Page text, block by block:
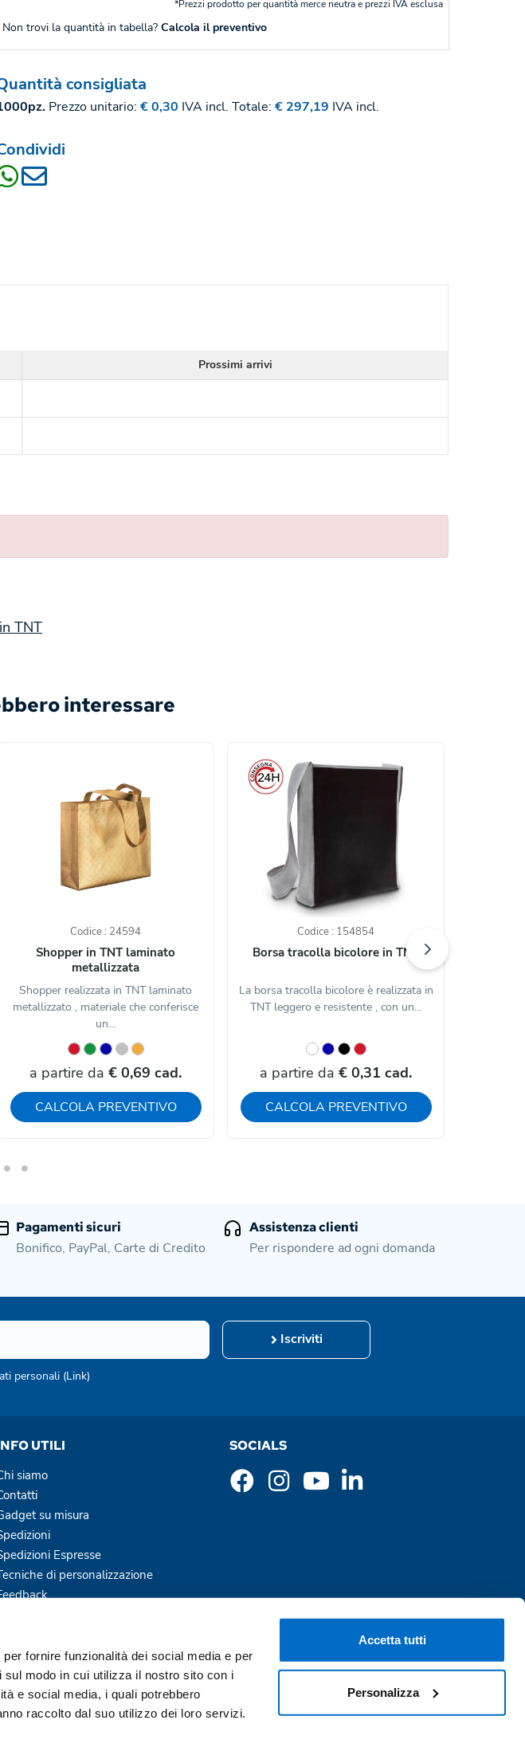
fornire funzionalità dei social media e per
modo in cui utilizza il nostro sito con i
e social media, i quali potrebbero
raccolto dal suo utilizzo dei loro servizi.
Accetta tutti
Personalizza
*Prezzi prodotto per quantità merce neutra e prezzi IVA esclusa
Non trovi la quantità in tabella? Calcola il preventivo
consigliata
Prezzo unitario: € 0,30 IVA incl. Totale: € 297,19 IVA incl.
Prossimi arrivi
TNT
interessare
Codice : 24594
Shopper in TNT laminato
metallizzata
Shopper realizzata in TNT laminato
metallizzato , materiale che conferisce
un...
a partire da € 0,69 cad.
CALCOLA PREVENTIVO
Codice : 154854
Borsa tracolla bicolore in TNT
La borsa tracolla bicolore è realizzata in
TNT leggero e resistente , con un...
a partire da € 0,31 cad.
CALCOLA PREVENTIVO
Pagamenti sicuri
Bonifico, PayPal, Carte di Credito
Assistenza clienti
Per rispondere ad ogni domanda
Iscriviti
personali (Link)
UTILI
siamo
su misura
Espresse
di personalizzazione
SOCIALS